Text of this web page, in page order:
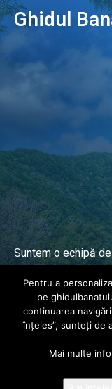
Ghidul
Suntem o echipă
ani.
© Ghidul Banatului
Pentru a
pe
continuarea
înțeles”, sunteți de
Mai multe